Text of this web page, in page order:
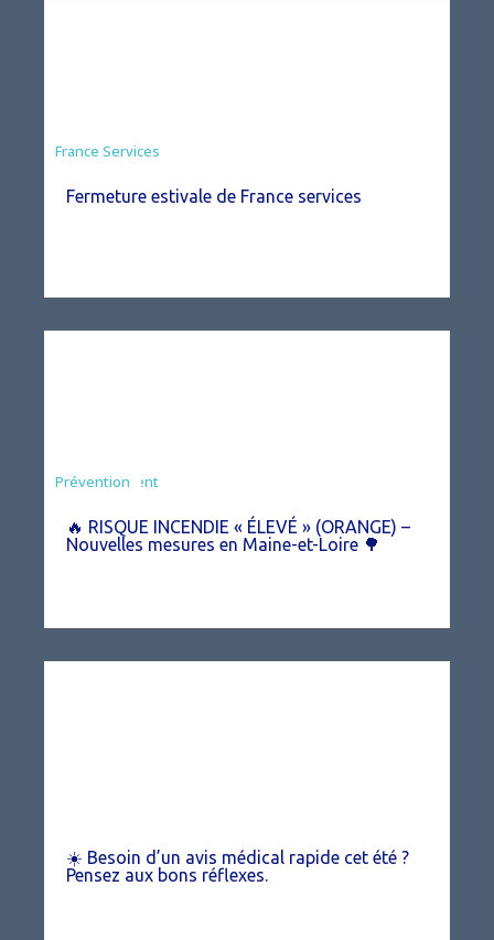
France Services
Fermeture estivale de France services
Agriculture
Arrêté
Environnement
Prévention
🔥 RISQUE INCENDIE « ÉLEVÉ » (ORANGE) –
Nouvelles mesures en Maine-et-Loire 🌳
☀️ Besoin d’un avis médical rapide cet été ?
Pensez aux bons réflexes.